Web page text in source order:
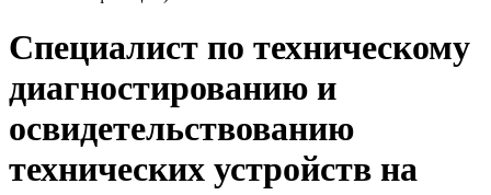
Специалист по техническому
диагностированию и
освидетельствованию
технических устройств на